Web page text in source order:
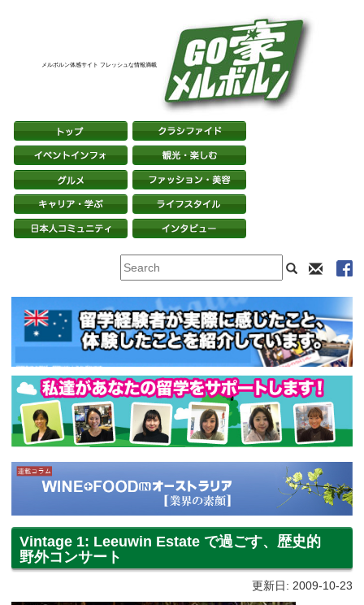
メルボルン体感サイト フレッシュな情報満載
Vintage 1: Leeuwin Estate で過ごす、歴史的
野外コンサート
更新日: 2009-10-23